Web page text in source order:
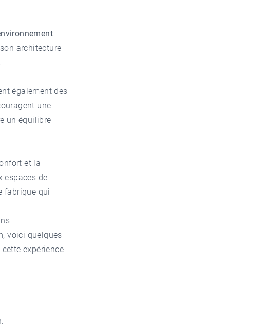
architecture
également des
une
un équilibre
et la
espaces de
fabrique qui
, voici quelques
expérience